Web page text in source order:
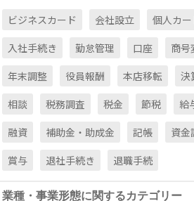
ビジネスカード 会社設立
個人カー
入社手続き
勤怠管理 口座
商号
年末調整
役員報酬 本店移転
決
相談
税務調査 税金 節税
給
融資
補助金・助成金 記帳
資金
賞与
退社手続き 退職手続
業種・事業形態に関するカテゴリー